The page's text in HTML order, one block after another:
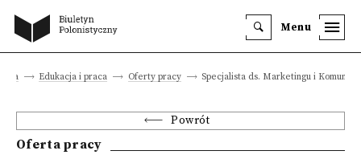
Menu
Edukacja i praca Oferty pracy Specjalista ds. Marketingu i
Powrót
Oferta pracy